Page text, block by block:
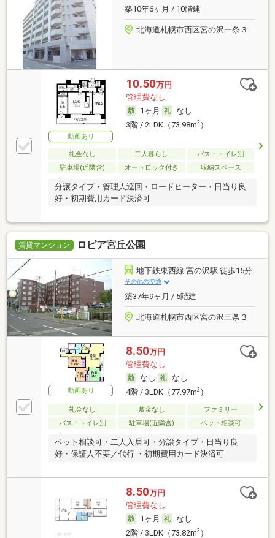
築10年6ヶ月 / 10階建
北海道札幌市西区宮の沢一条３
動画あり
10.50万円
管理費なし
1ヶ月
なし
3階 / 2LDK（73.98m2）
礼金なし 二人暮らし
バス・トイレ別
駐車場(近隣含)
オートロック付き 収納スペース
分譲タイプ・管理人巡回・ロードヒーター・日当り良
好・初期費用カード決済可
賃貸マンション ロピア宮丘公園
地下鉄東西線 宮の沢駅 徒歩15分
その他の交通
築37年9ヶ月 / 5階建
北海道札幌市西区宮の沢三条３
動画あり
8.50万円
管理費なし
なし
なし
4階 / 3LDK（77.97m2）
礼金なし 敷金なし
ファミリー
バス・トイレ別
駐車場(近隣含) ペット相談可
ペット相談可・二人入居可・分譲タイプ・日当り良
好・保証人不要／代行 ・初期費用カード決済可
8.50万円
管理費なし
1ヶ月
なし
2階 / 3LDK（73.82m2）